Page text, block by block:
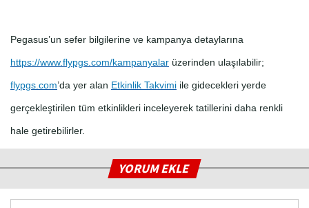
Pegasus’un sefer bilgilerine ve kampanya detaylarına
https://www.flypgs.com/kampanyalar üzerinden ulaşılabilir;
flypgs.com’da yer alan Etkinlik Takvimi ile gidecekleri yerde
gerçekleştirilen tüm etkinlikleri inceleyerek tatillerini daha renkli
hale getirebilirler.
YORUM EKLE